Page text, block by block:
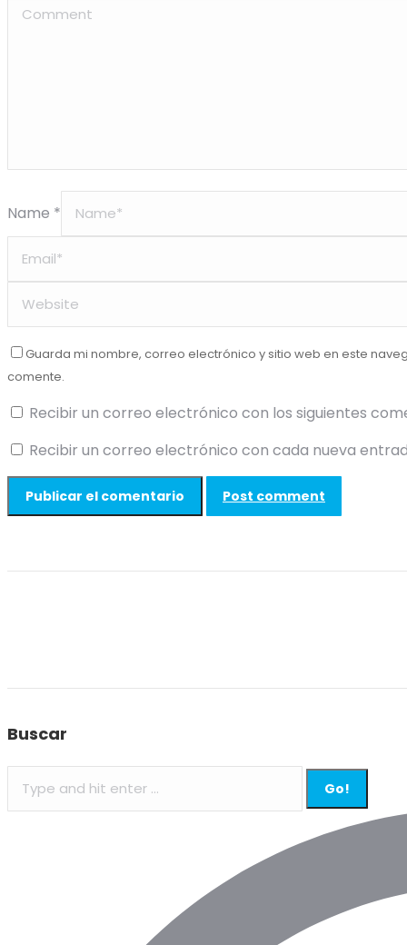
Name *
Guarda mi nombre, correo electrónico y sitio web en este
comente.
Recibir un correo electrónico con los siguientes
Recibir un correo electrónico con cada nueva
Post comment
Buscar